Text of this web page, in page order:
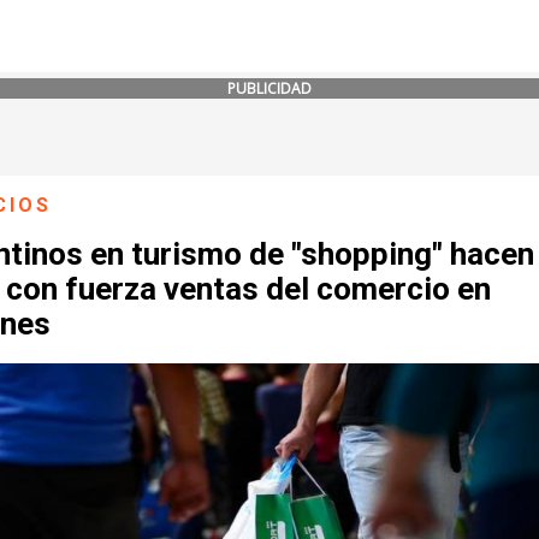
PUBLICIDAD
en turismo de "shopping" hacen
fuerza ventas del comercio en